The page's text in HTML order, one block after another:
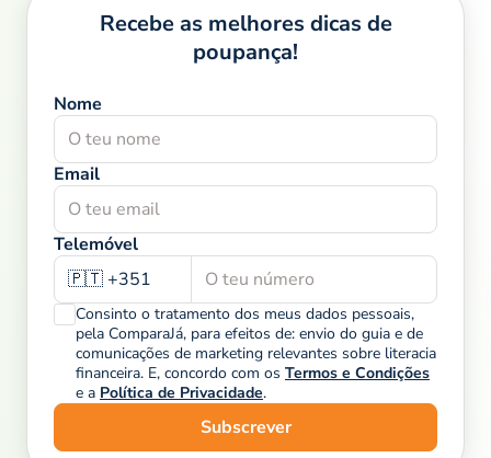
Recebe as melhores dicas de
poupança!
Nome
Email
Telemóvel
🇵🇹 +351
Consinto o tratamento dos meus dados pessoais,
pela ComparaJá, para efeitos de: envio do guia e de
comunicações de marketing relevantes sobre literacia
financeira. E, concordo com os Termos e Condições
e a Política de Privacidade.
Subscrever